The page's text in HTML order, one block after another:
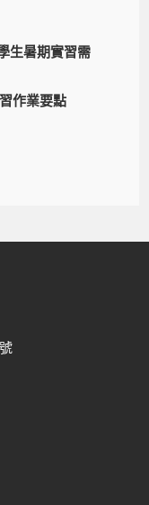
生暑期實習需
作業要點